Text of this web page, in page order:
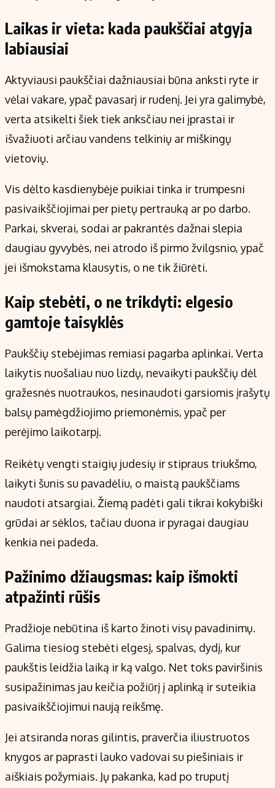
Laikas ir vieta: kada paukščiai atgyja
labiausiai
Aktyviausi paukščiai dažniausiai būna anksti ryte ir
vėlai vakare, ypač pavasarį ir rudenį. Jei yra galimybė,
verta atsikelti šiek tiek anksčiau nei įprastai ir
išvažiuoti arčiau vandens telkinių ar miškingų
vietovių.
Vis dėlto kasdienybėje puikiai tinka ir trumpesni
pasivaikščiojimai per pietų pertrauką ar po darbo.
Parkai, skverai, sodai ar pakrantės dažnai slepia
daugiau gyvybės, nei atrodo iš pirmo žvilgsnio, ypač
jei išmokstama klausytis, o ne tik žiūrėti.
Kaip stebėti, o ne trikdyti: elgesio
gamtoje taisyklės
Paukščių stebėjimas remiasi pagarba aplinkai. Verta
laikytis nuošaliau nuo lizdų, nevaikyti paukščių dėl
gražesnės nuotraukos, nesinaudoti garsiomis įrašytų
balsų pamėgdžiojimo priemonėmis, ypač per
perėjimo laikotarpį.
Reikėtų vengti staigių judesių ir stipraus triukšmo,
laikyti šunis su pavadėliu, o maistą paukščiams
naudoti atsargiai. Žiemą padėti gali tikrai kokybiški
grūdai ar sėklos, tačiau duona ir pyragai daugiau
kenkia nei padeda.
Pažinimo džiaugsmas: kaip išmokti
atpažinti rūšis
Pradžioje nebūtina iš karto žinoti visų pavadinimų.
Galima tiesiog stebėti elgesį, spalvas, dydį, kur
paukštis leidžia laiką ir ką valgo. Net toks paviršinis
susipažinimas jau keičia požiūrį į aplinką ir suteikia
pasivaikščiojimui naują reikšmę.
Jei atsiranda noras gilintis, praverčia iliustruotos
knygos ar paprasti lauko vadovai su piešiniais ir
aiškiais požymiais. Jų pakanka, kad po truputį